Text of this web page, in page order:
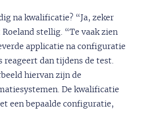
na kwalificatie? “Ja, zeker
stellig. “Te vaak zien
applicatie na configuratie
reageert dan tijdens de test.
hiervan zijn de
De kwalificatie
een bepaalde configuratie,